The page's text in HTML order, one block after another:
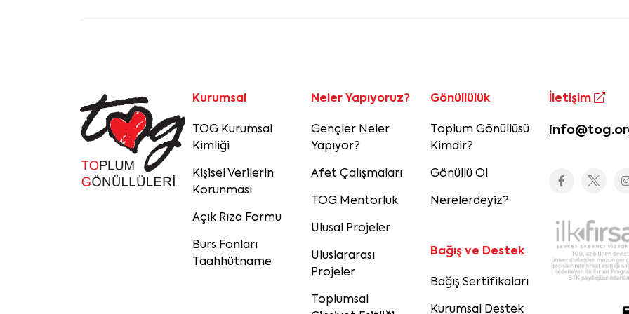
Kurumsal
TOG Kurumsal
Kimliği
Kişisel Verilerin
Korunması
Açık Rıza Formu
Burs Fonları
Taahhütname
Neler Yapıyoruz?
Gençler Neler
Yapıyor?
Afet Çalışmaları
TOG Mentorluk
Ulusal Projeler
Uluslararası
Projeler
Toplumsal
Gönüllülük
Toplum Gönüllüsü
Kimdir?
Gönüllü Ol
Nerelerdeyiz?
Bağış ve Destek
Bağış Sertifikaları
Kurumsal Destek
İletişim